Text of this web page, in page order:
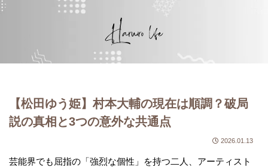
【松田ゆう姫】村本大輔の現在は順調？破局
説の真相と3つの意外な共通点
2026.01.13
芸能界でも屈指の「強烈な個性」を持つ二人、アーティスト